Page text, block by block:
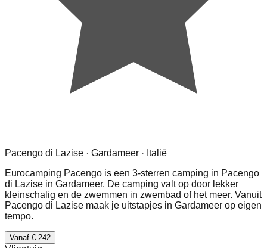
Pacengo di Lazise · Gardameer · Italië
Eurocamping Pacengo is een 3-sterren camping in Pacengo
di Lazise in Gardameer. De camping valt op door lekker
kleinschalig en de zwemmen in zwembad of het meer. Vanuit
Pacengo di Lazise maak je uitstapjes in Gardameer op eigen
tempo.
Vanaf € 242